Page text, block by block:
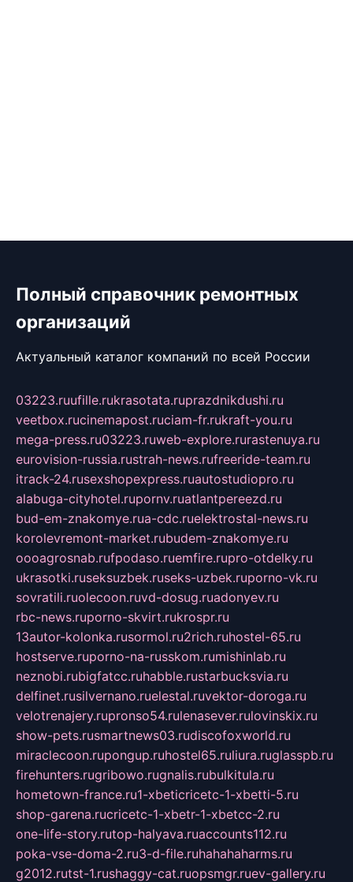
Полный справочник ремонтных
организаций
Актуальный каталог компаний по всей России
03223.ruufille.rukrasotata.ruprazdnikdushi.ru
veetbox.rucinemapost.ruciam-fr.rukraft-you.ru
mega-press.ru03223.ruweb-explore.rurastenuya.ru
eurovision-russia.rustrah-news.rufreeride-team.ru
itrack-24.rusexshopexpress.ruautostudiopro.ru
alabuga-cityhotel.rupornv.ruatlantpereezd.ru
bud-em-znakomye.rua-cdc.ruelektrostal-news.ru
korolevremont-market.rubudem-znakomye.ru
oooagrosnab.rufpodaso.ruemfire.rupro-otdelky.ru
ukrasotki.ruseksuzbek.ruseks-uzbek.ruporno-vk.ru
sovratili.ruolecoon.ruvd-dosug.ruadonyev.ru
rbc-news.ruporno-skvirt.rukrospr.ru
13autor-kolonka.rusormol.ru2rich.ruhostel-65.ru
hostserve.ruporno-na-russkom.rumishinlab.ru
neznobi.rubigfatcc.ruhabble.rustarbucksvia.ru
delfinet.rusilvernano.ruelestal.ruvektor-doroga.ru
velotrenajery.rupronso54.rulenasever.rulovinskix.ru
show-pets.rusmartnews03.rudiscofoxworld.ru
miraclecoon.rupongup.ruhostel65.ruliura.ruglasspb.ru
firehunters.rugribowo.rugnalis.rubulkitula.ru
hometown-france.ru1-xbeticricetc-1-xbetti-5.ru
shop-garena.rucricetc-1-xbetr-1-xbetcc-2.ru
one-life-story.rutop-halyava.ruaccounts112.ru
poka-vse-doma-2.ru3-d-file.ruhahahaharms.ru
g2012.rutst-1.rushaggy-cat.ruopsmgr.ruev-gallery.ru